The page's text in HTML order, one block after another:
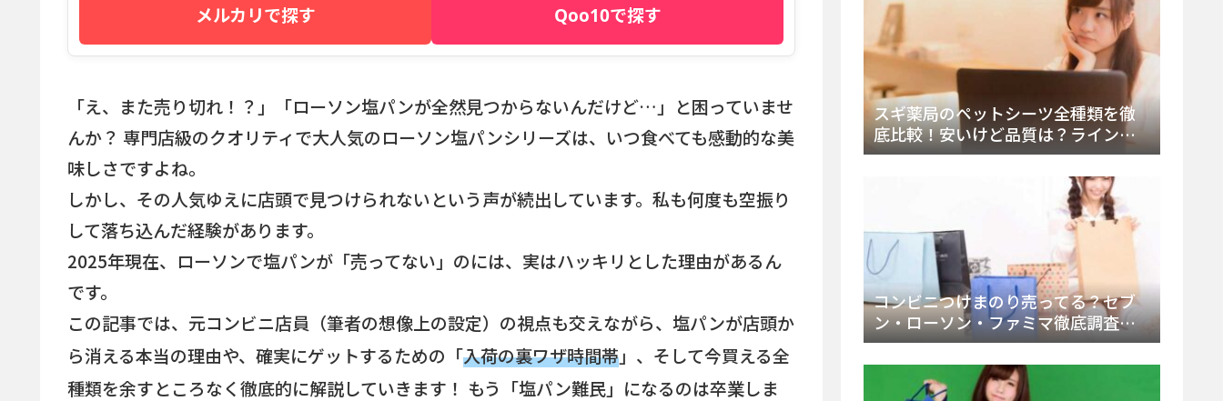
メルカリで探す Qoo10で探す
「え、また売り切れ！？」「ローソン塩パンが全然見つからないんだけど…」と困っていませ
んか？ 専門店級のクオリティで大人気のローソン塩パンシリーズは、いつ食べても感動的な美
味しさですよね。
しかし、その人気ゆえに店頭で見つけられないという声が続出しています。私も何度も空振り
して落ち込んだ経験があります。
2025年現在、ローソンで塩パンが「売ってない」のには、実はハッキリとした理由があるん
です。
この記事では、元コンビニ店員（筆者の想像上の設定）の視点も交えながら、塩パンが店頭か
ら消える本当の理由や、確実にゲットするための「入荷の裏ワザ時間帯」、そして今買える全
種類を余すところなく徹底的に解説していきます！ もう「塩パン難民」になるのは卒業しま
スギ薬局のペットシーツ全種類を徹
底比較！安いけど品質は？ラインナ
ップと販売店（Amazon・楽天含む）
コンビニつけまのり売ってる？セブ
ン・ローソン・ファミマ徹底調査！
ドンキや薬局、Amazon楽天で買う方
法まとめ